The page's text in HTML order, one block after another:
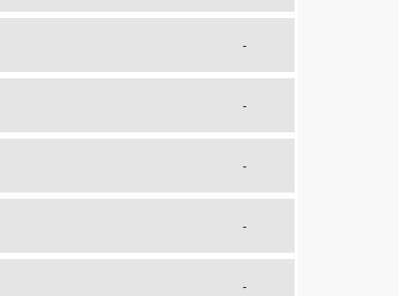
-
-
-
-
-